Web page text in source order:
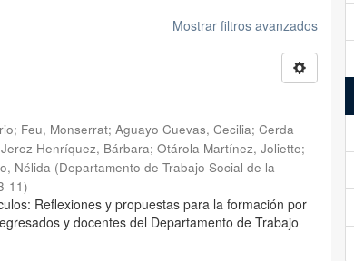
Mostrar filtros avanzados
; Feu, Monserrat;Aguayo Cuevas, Cecilia;Cerda
Jerez Henríquez, Bárbara;Otárola Martínez, Joliette;
Nélida (Departamento de Trabajo Social de la
11)
Reflexiones y propuestas para la formación por
y docentes del Departamento de Trabajo